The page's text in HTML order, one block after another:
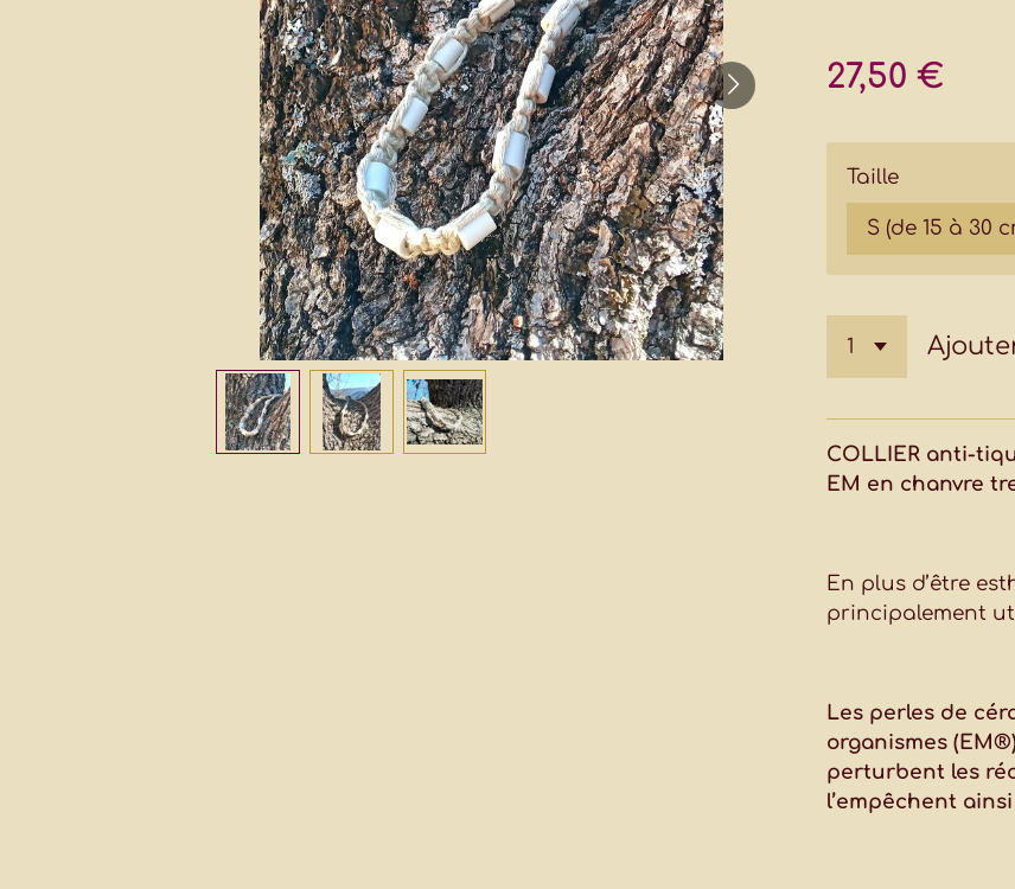
27,50 €
Taille
COLLIER anti-
EM en chanvre
En plus d’être
principalement
Les perles de
organismes
perturbent les
l’empêchent